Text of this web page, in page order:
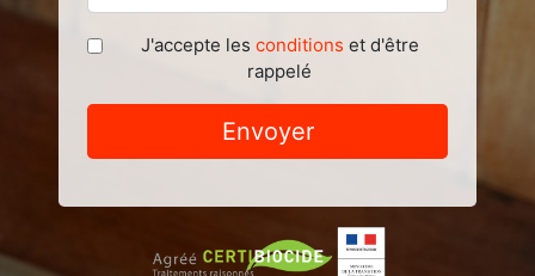
J'accepte les conditions et d'être
rappelé
Envoyer